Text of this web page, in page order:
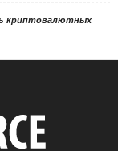
криптовалютных